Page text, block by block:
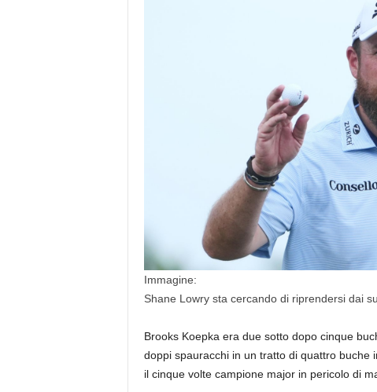
Immagine:
Shane Lowry sta cercando di riprendersi dai
Brooks Koepka era due sotto dopo cinque
doppi spauracchi in un tratto di quattro buche
il cinque volte campione major in pericolo di